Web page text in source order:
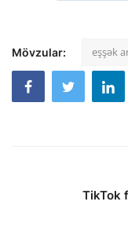
Mövzular: eşşək
TikTok